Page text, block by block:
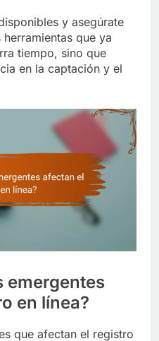
y asegúrate
que ya
tiempo, sino que
en la captación y el
emergentes
en línea?
que afectan el registro